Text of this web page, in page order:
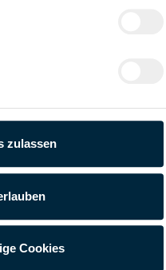
zulassen
Cookies